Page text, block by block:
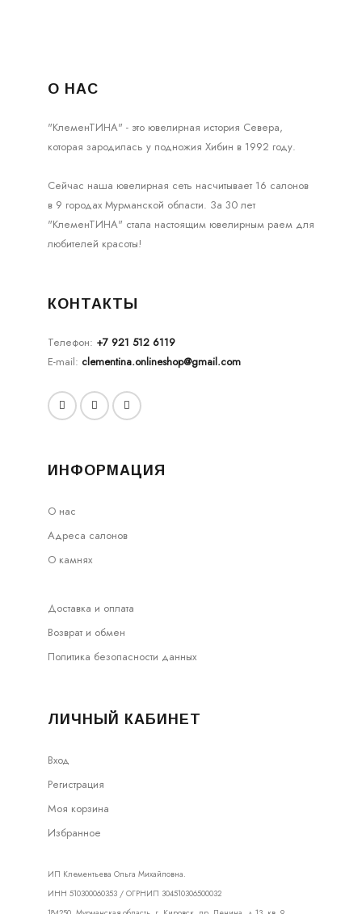
О НАС
"КлеменТИНА" - это ювелирная история Севера,
которая зародилась у подножия Хибин в 1992 году.
Сейчас наша ювелирная сеть насчитывает 16 салонов
в 9 городах Мурманской области. За 30 лет
"КлеменТИНА" стала настоящим ювелирным раем для
любителей красоты!
КОНТАКТЫ
Телефон: +7 921 512 6119
E-mail: clementina.onlineshop@gmail.com
ИНФОРМАЦИЯ
О нас
Адреса салонов
О камнях
Доставка и оплата
Возврат и обмен
Политика безопасности данных
ЛИЧНЫЙ КАБИНЕТ
Вход
Регистрация
Моя корзина
Избранное
ИП Клементьева Ольга Михайловна.
ИНН 510300060353 / ОГРНИП 304510306500032